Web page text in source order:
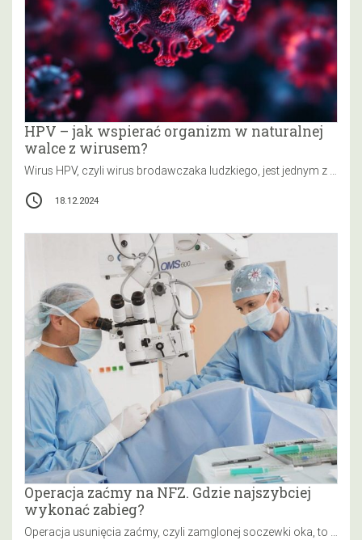
HPV – jak wspierać organizm w naturalnej
walce z wirusem?
Wirus HPV, czyli wirus brodawczaka ludzkiego, jest jednym z najczęściej występujących zakażeń wirusowych na świecie. Mimo że większość infekcji przebiega…
access_time 18.12.2024
Operacja zaćmy na NFZ. Gdzie najszybciej
wykonać zabieg?
Operacja usunięcia zaćmy, czyli zamglonej soczewki oka, to najczęściej wykonywany zabieg okulistyczny w Polsce i na świecie. Na powszechność tego…